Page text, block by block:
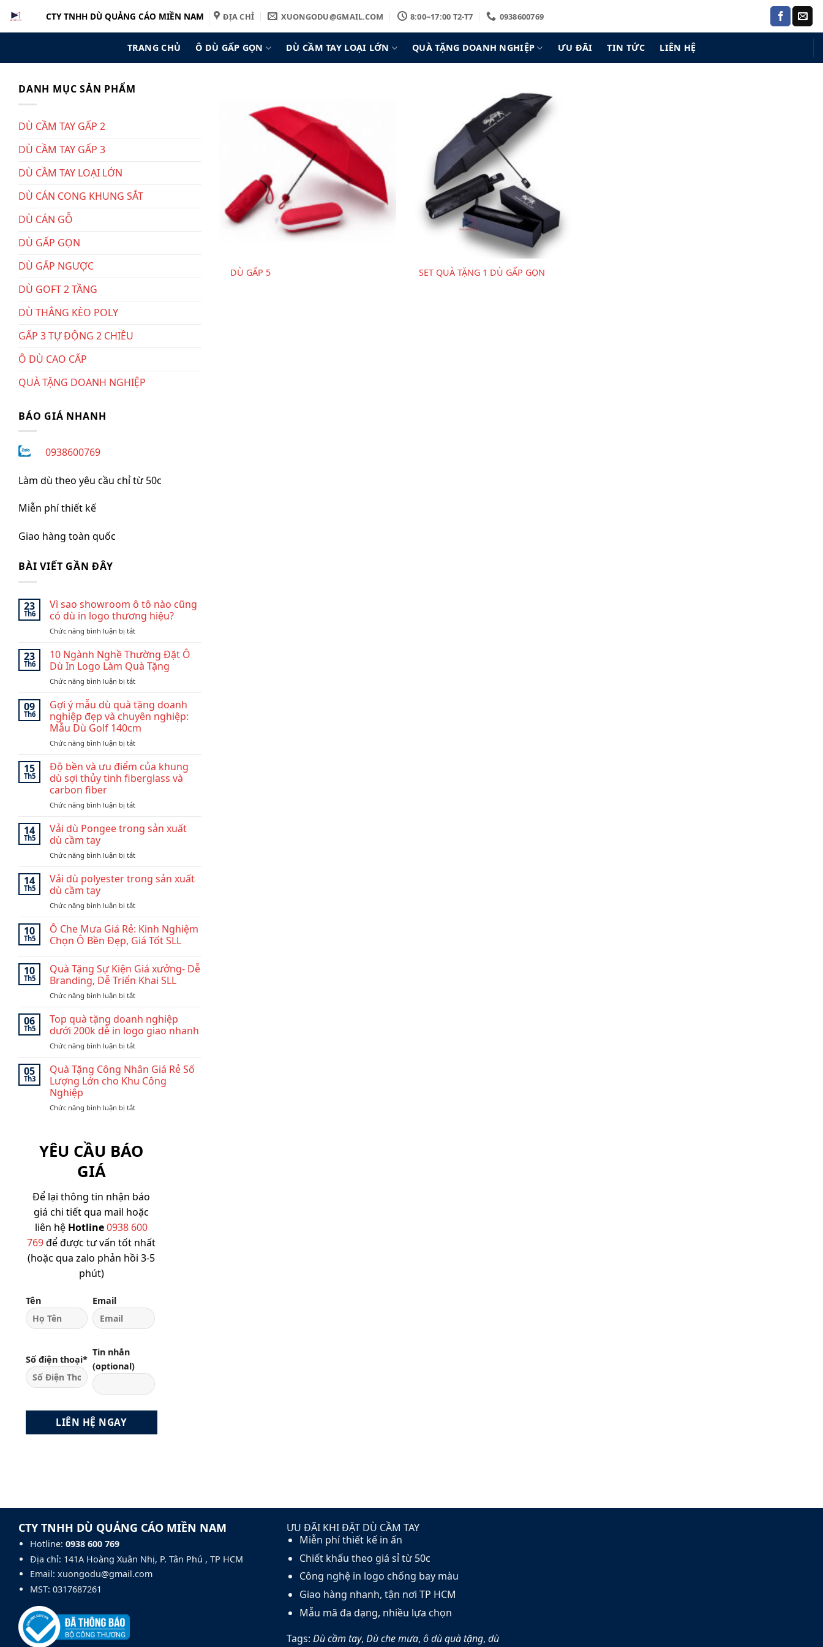
qua
CTY TNHH DÙ QUẢNG CÁO MIỀN NAM ĐỊA CHỈ XUONGODU@GMAIL.COM 8:00~17:00 T2-T7 0938600769
TRANG CHỦ Ô DÙ GẤP GỌN DÙ CẦM TAY LOẠI LỚN QUÀ TẶNG DOANH NGHIỆP ƯU ĐÃI TIN TỨC LIÊN HỆ
DANH MỤC SẢN PHẨM
DÙ CẦM TAY GẤP 2
DÙ CẦM TAY GẤP 3
DÙ CẦM TAY LOẠI LỚN
DÙ CÁN CONG KHUNG SẮT
DÙ CÁN GỖ
DÙ GẤP GỌN
DÙ GẤP NGƯỢC
DÙ GOFT 2 TẦNG
DÙ THẲNG KÈO POLY
GẤP 3 TỰ ĐỘNG 2 CHIỀU
Ô DÙ CAO CẤP
QUÀ TẶNG DOANH NGHIỆP
BÁO GIÁ NHANH
0938600769
Làm dù theo yêu cầu chỉ từ 50c
Miễn phí thiết kế
Giao hàng toàn quốc
BÀI VIẾT GẦN ĐÂY
23
Th6
Vì sao showroom ô tô nào cũng
có dù in logo thương hiệu?
Chức năng bình luận bị tắtở
sao
showroom
ô
tô
cũng
có
dù
in
logo
hiệu?
23
Th6
10 Ngành Nghề Thường Đặt Ô
Dù In Logo Làm Quà Tặng
Chức năng bình luận bị tắtở
Ngành
Nghề
Thường
Đặt
Ô
In
Làm
Tặng
09
Th6
Gợi ý mẫu dù quà tặng doanh
nghiệp đẹp và chuyên nghiệp:
Mẫu Dù Golf 140cm
Chức năng bình luận bị tắtở
ý
dù
tặng
nghiệp
đẹp
chuyên
Mẫu
140cm
15
Th5
Độ bền và ưu điểm của khung
dù sợi thủy tinh fiberglass và
carbon fiber
Chức năng bình luận bị tắtở
bền
và
điểm
khung
thủy
fiberglass
và
14
Th5
Vải dù Pongee trong sản xuất
dù cầm tay
Chức năng bình luận bị tắtở
dù
Pongee
sản
dù
cầm
14
Th5
Vải dù polyester trong sản xuất
dù cầm tay
Chức năng bình luận bị tắtở
dù
polyester
trong
xuất
dù
tay
10
Th5
Ô Che Mưa Giá Rẻ: Kinh Nghiệm
Chọn Ô Bền Đẹp, Giá Tốt SLL
bình
luận
ở
Ô
Che
Giá
Rẻ:
Kinh
Chọn
Bền
Đẹp,
Giá
Tốt
SLL
10
Th5
Quà Tặng Sự Kiện Giá xưởng- Dễ
Branding, Dễ Triển Khai SLL
Chức năng bình luận bị tắtở
Tặng
Kiện
Giá
Dễ
Branding,
Khai
06
Th5
Top quà tặng doanh nghiệp
dưới 200k dễ in logo giao nhanh
Chức năng bình luận bị tắtở
quà
tặng
doanh
dưới
logo
giao
05
Th3
Quà Tặng Công Nhân Giá Rẻ Số
Lượng Lớn cho Khu Công
Nghiệp
Chức năng bình luận bị tắtở
Nhân
Giá
Lớn
cho
Công
Nghiệp
YÊU CẦU BÁO
GIÁ
Để lại thông tin nhận báo
giá chi tiết qua mail hoặc
liên hệ Hotline0938 600
769để được tư vấn tốt nhất
(hoặc qua zalo phản hồi 3-5
phút)
Tên Email
Số điện thoại*
Tin nhắn
(optional)
DÙ GẤP 5 SET QUÀ TẶNG 1 DÙ GẤP GỌN
CTY TNHH DÙ QUẢNG CÁO MIỀN NAM
Hotline: 0938 600 769‬
Địa chỉ: 141A Hoàng Xuân Nhị, P. Tân Phú , TP HCM
Email: xuongodu@gmail.com
MST: 0317687261
ƯU ĐÃI KHI ĐẶT DÙ CẦM TAY
Miễn phí thiết kế in ấn
Chiết khấu theo giá sỉ từ 50c
Công nghệ in logo chống bay màu
Giao hàng nhanh, tận nơi TP HCM
Mẫu mã đa dạng, nhiều lựa chọn
Tags: Dù cầm tay, Dù che mưa, ô dù quà tặng, dù